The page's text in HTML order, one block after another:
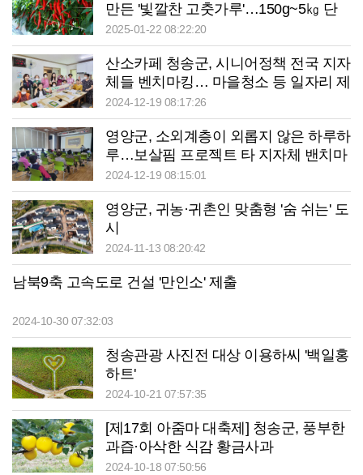
만든 '빛깔찬 고춧가루'…150g~5㎏ 단
위로 포장 판매
2025-01-22 08:22:20
산소카페 청송군, 시니어정책 전국 지자
체들 벤치마킹… 마을청소 등 일자리 제
공 안정된 노후
2024-12-19 08:17:26
영양군, 소외계층이 외롭지 않은 하루하
루…보살핌 프로젝트 타 지자체 밴치마
킹
2024-12-19 08:15:01
영양군, 귀농·귀촌인 맞춤형 '숨 쉬는' 도
시
2024-11-13 08:20:42
남북9축 고속도로 건설 '만인소' 제출
2024-10-30 07:32:03
청송관광 사진전 대상 이용하씨 '백일홍
하트'
2024-10-21 07:57:35
[제17회 아줌마 대축제] 청송군, 풍부한
과즙·아삭한 식감 황금사과
2024-10-18 07:50:56